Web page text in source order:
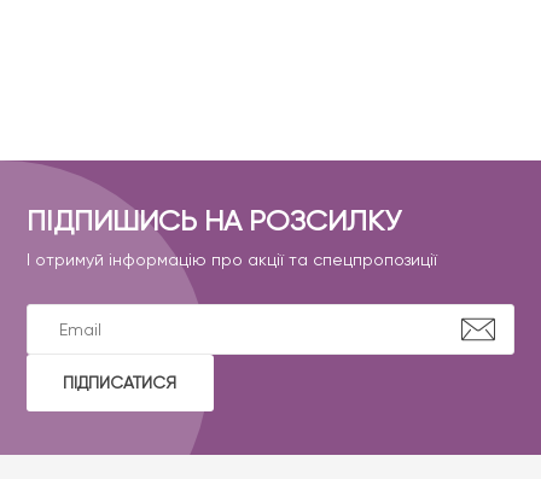
ПІДПИШИСЬ НА РОЗСИЛКУ
І отримуй інформацію про акції та спецпропозиції
ПІДПИСАТИСЯ